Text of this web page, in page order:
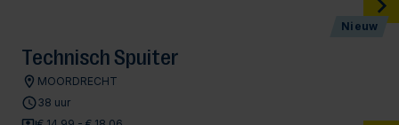
Nieuw
Technisch Spuiter
MOORDRECHT
38 uur